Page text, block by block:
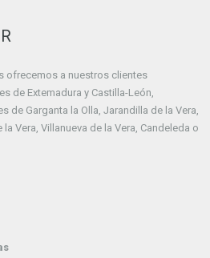
ofrecemos a nuestros clientes
de Extemadura y Castilla-León,
de Garganta la Olla, Jarandilla de la Vera,
Vera, Villanueva de la Vera, Candeleda o